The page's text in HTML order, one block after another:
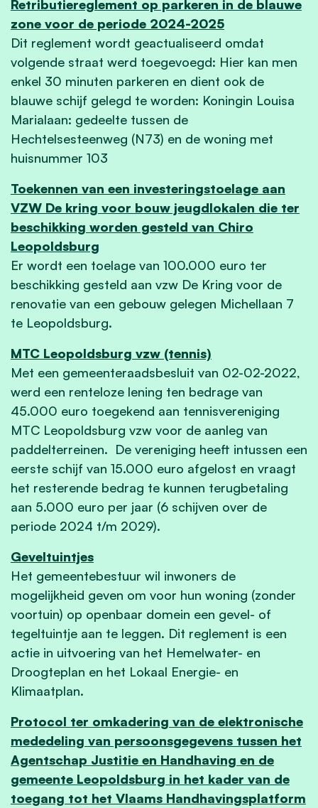
Retributiereglement op parkeren in de blauwe
zone voor de periode 2024-2025
Dit reglement wordt geactualiseerd omdat
volgende straat werd toegevoegd: Hier kan men
enkel 30 minuten parkeren en dient ook de
blauwe schijf gelegd te worden: Koningin Louisa
Marialaan: gedeelte tussen de
Hechtelsesteenweg (N73) en de woning met
huisnummer 103
Toekennen van een investeringstoelage aan
VZW De kring voor bouw jeugdlokalen die ter
beschikking worden gesteld van Chiro
Leopoldsburg
Er wordt een toelage van 100.000 euro ter
beschikking gesteld aan vzw De Kring voor de
renovatie van een gebouw gelegen Michellaan 7
te Leopoldsburg.
MTC Leopoldsburg vzw (tennis)
Met een gemeenteraadsbesluit van 02-02-2022,
werd een renteloze lening ten bedrage van
45.000 euro toegekend aan tennisvereniging
MTC Leopoldsburg vzw voor de aanleg van
paddelterreinen. De vereniging heeft intussen een
eerste schijf van 15.000 euro afgelost en vraagt
het resterende bedrag te kunnen terugbetaling
aan 5.000 euro per jaar (6 schijven over de
periode 2024 t/m 2029).
Geveltuintjes
Het gemeentebestuur wil inwoners de
mogelijkheid geven om voor hun woning (zonder
voortuin) op openbaar domein een gevel- of
tegeltuintje aan te leggen. Dit reglement is een
actie in uitvoering van het Hemelwater- en
Droogteplan en het Lokaal Energie- en
Klimaatplan.
Protocol ter omkadering van de elektronische
mededeling van persoonsgegevens tussen het
Agentschap Justitie en Handhaving en de
gemeente Leopoldsburg in het kader van de
toegang tot het Vlaams Handhavingsplatform